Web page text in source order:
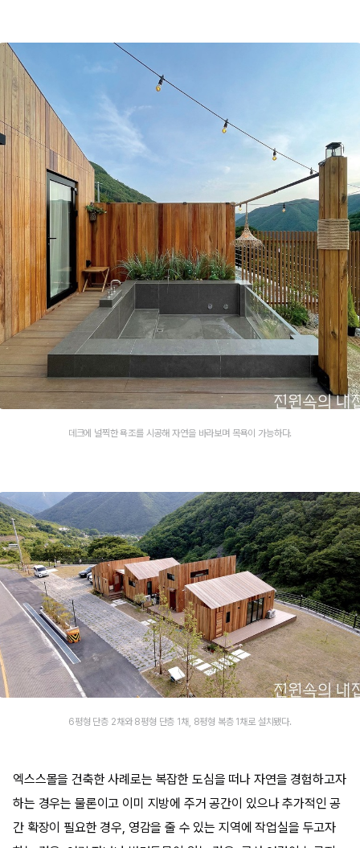
데크에 널찍한 욕조를 시공해 자연을 바라보며 목욕이 가능하다.
6평형 단층 2채와 8평형 단층 1채, 8평형 복층 1채로 설치됐다.
엑스스몰을 건축한 사례로는 복잡한 도심을 떠나 자연을 경험하고자
하는 경우는 물론이고 이미 지방에 주거 공간이 있으나 추가적인 공
간 확장이 필요한 경우, 영감을 줄 수 있는 지역에 작업실을 두고자